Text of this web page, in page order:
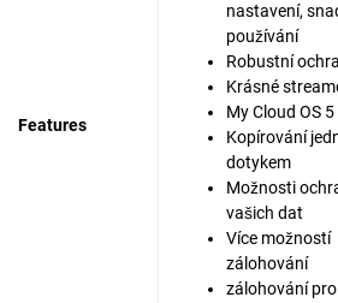
Features
nastavení,
používání
Robustní
Krásné
My Cloud OS 5
Kopírování
dotykem
Možnosti
vašich dat
Více možností
zálohování
zálohování pro